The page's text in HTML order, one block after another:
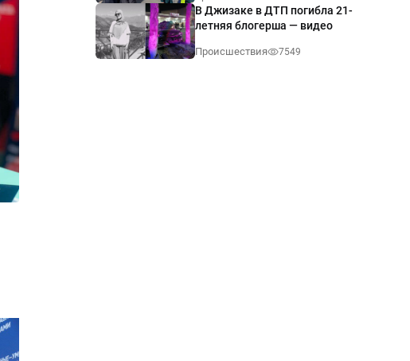
В Джизаке в ДТП погибла 21-
летняя блогерша — видео
Происшествия 7549